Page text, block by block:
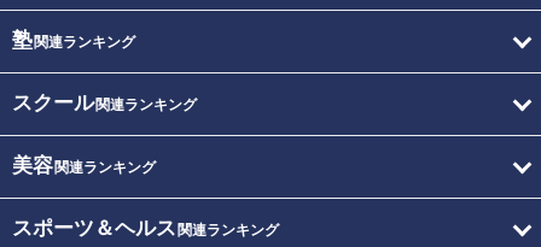
塾関連ランキング
スクール関連ランキング
美容関連ランキング
スポーツ＆ヘルス 関連ランキング